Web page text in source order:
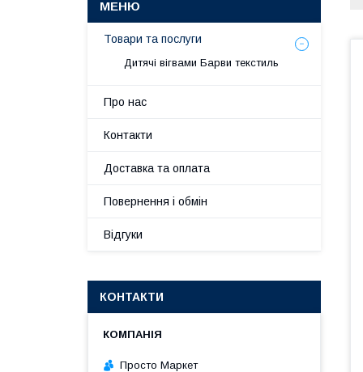
Товари та послуги
Дитячі вігвами Барви текстиль
Про нас
Контакти
Доставка та оплата
Повернення і обмін
Відгуки
КОНТАКТИ
Просто Маркет